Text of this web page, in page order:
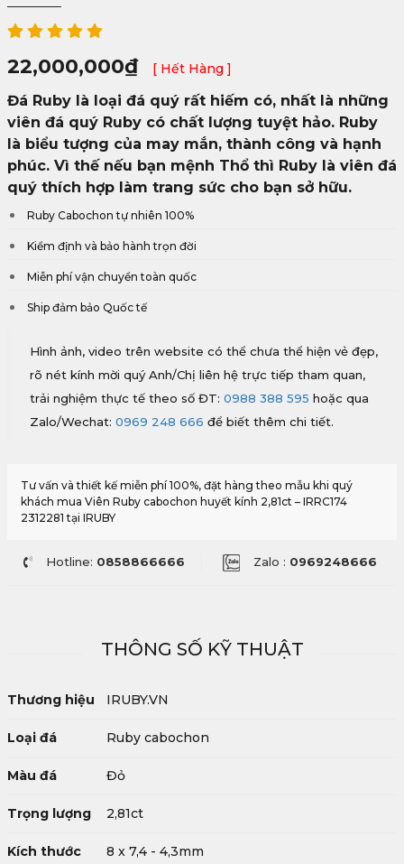
22,000,000₫ [ Hết Hàng ]
Đá Ruby là loại đá quý rất hiếm có, nhất là những
viên đá quý Ruby có chất lượng tuyệt hảo. Ruby
là biểu tượng của may mắn, thành công và hạnh
phúc. Vì thế nếu bạn mệnh Thổ thì Ruby là viên đá
quý thích hợp làm trang sức cho bạn sở hữu.
Ruby Cabochon tự nhiên 100%
Kiểm định và bảo hành trọn đời
Miễn phí vận chuyển toàn quốc
Ship đảm bảo Quốc tế
Hình ảnh, video trên website có thể chưa thể hiện vẻ đẹp,
rõ nét kính mời quý Anh/Chị liên hệ trực tiếp tham quan,
trải nghiệm thực tế theo số ĐT: 0988 388 595 hoặc qua
Zalo/Wechat: 0969 248 666 để biết thêm chi tiết.
Tư vấn và thiết kế miễn phí 100%, đặt hàng theo mẫu khi quý
khách mua Viên Ruby cabochon huyết kính 2,81ct – IRRC174
2312281 tại IRUBY
Hotline: 0858866666 Zalo : 0969248666
THÔNG SỐ KỸ THUẬT
Thương hiệu IRUBY.VN
Loại đá Ruby cabochon
Màu đá Đỏ
Trọng lượng 2,81ct
Kích thước 8 x 7,4 - 4,3mm